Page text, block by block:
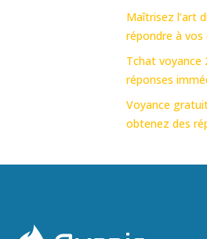
Maîtrisez l’art
répondre à vos
Tchat voyance
réponses
Voyance
obtenez des